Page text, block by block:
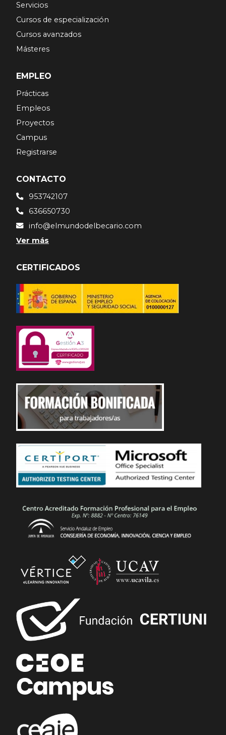
Servicios
Cursos de especialización
Cursos avanzados
Másteres
EMPLEO
Prácticas
Empleos
Proyectos
Campus
Registrarse
CONTACTO
953742107
636650730
info@elmundodelbecario.com
Ver más
CERTIFICADOS